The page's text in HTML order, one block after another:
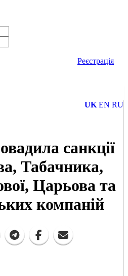
Реєстрація
UK EN RU
санкції
Табачника,
Царьова та
компаній